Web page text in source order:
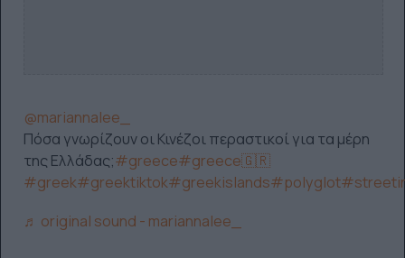
@mariannalee_
Πόσα γνωρίζουν οι Κινέζοι περαστικοί για τα μέρη
της Ελλάδας;#greecе#greece🇬🇷
#greek#greektiktok#greekislands#polyglot
♬ original sound - mariannalee_